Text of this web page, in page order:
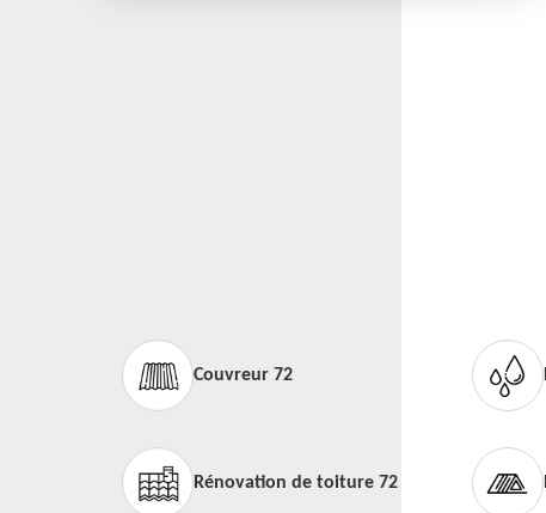
Couvreur 72
Rénovation de toiture 72